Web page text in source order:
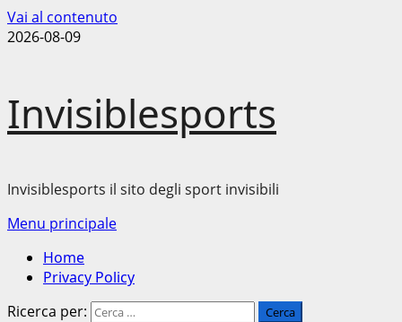
Vai al contenuto
2026-08-09
Invisiblesports
Invisiblesports il sito degli sport invisibili
Menu principale
Home
Privacy Policy
Ricerca per: